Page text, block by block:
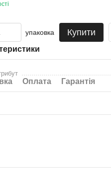
упаковка Купити
Оплата Гарантія